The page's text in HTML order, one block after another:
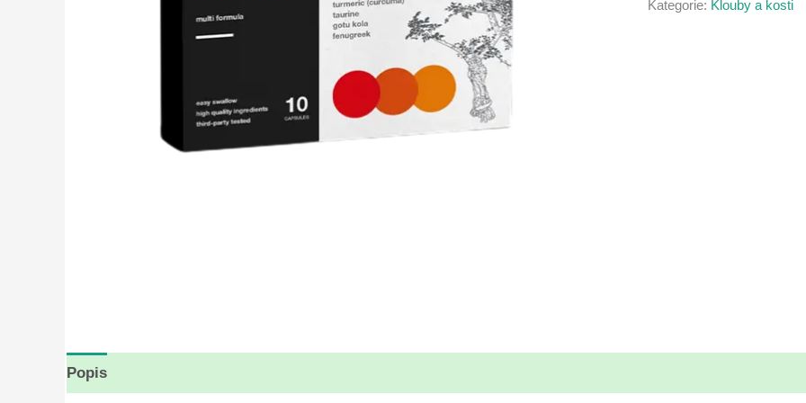
Kategorie: Klouby a kosti
Popis